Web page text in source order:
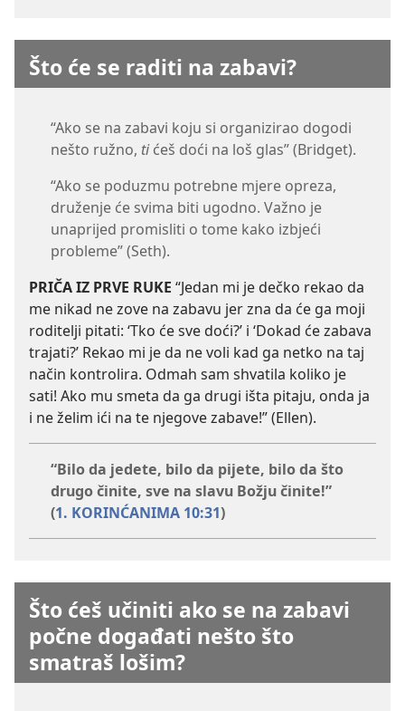
Što će se raditi na zabavi?
“Ako se na zabavi koju si organizirao dogodi
nešto ružno, tićeš doći na loš glas” (Bridget).
“Ako se poduzmu potrebne mjere opreza,
druženje će svima biti ugodno. Važno je
unaprijed promisliti o tome kako izbjeći
probleme” (Seth).
PRIČA IZ PRVE RUKE “Jedan mi je dečko rekao da
me nikad ne zove na zabavu jer zna da će ga moji
roditelji pitati: ‘Tko će sve doći?’ i ‘Dokad će zabava
trajati?’ Rekao mi je da ne voli kad ga netko na taj
način kontrolira. Odmah sam shvatila koliko je
sati! Ako mu smeta da ga drugi išta pitaju, onda ja
i ne želim ići na te njegove zabave!” (Ellen).
“Bilo da jedete, bilo da pijete, bilo da što
drugo činite, sve na slavu Božju činite!”
(1. KORINĆANIMA 10:31)
Što ćeš učiniti ako se na zabavi
počne događati nešto što
smatraš lošim?